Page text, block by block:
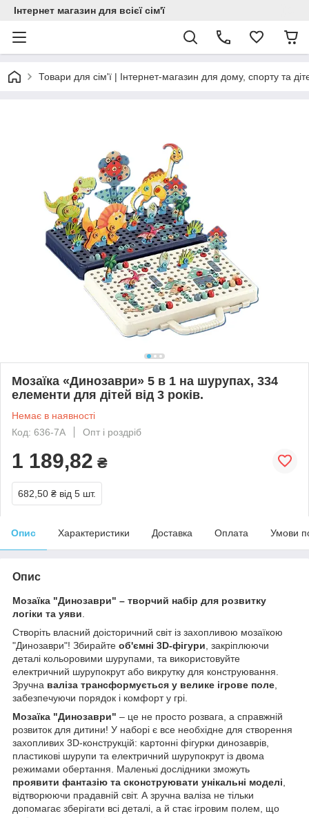
Інтернет магазин для всієї сім'ї
Товари для сім'ї | Інтернет-магазин для дому, спорту та
Мозаїка «Динозаври» 5 в 1 на шурупах, 334
елементи для дітей від 3 років.
Немає в наявності
Код: 636-7А
Опт і роздріб
1 189,82 ₴
682,50 ₴ від 5 шт.
Опис Характеристики Доставка Оплата Умови
Опис
Мозаїка "Динозаври" – творчий набір для розвитку
логіки та уяви
Створіть власний доісторичний світ із захопливою мозаїкою
"Динозаври"! Збирайте об'ємні 3D-фігури , закріплюючи
деталі кольоровими шурупами, та використовуйте
електричний шурупокрут або викрутку для конструювання.
Зручна валіза трансформується у велике ігрове поле
забезпечуючи порядок і комфорт у грі.
Мозаїка "Динозаври" – це не просто розвага, а справжній
розвиток для дитини! У наборі є все необхідне для створення
захопливих 3D-конструкцій: картонні фігурки динозаврів,
пластикові шурупи та електричний шурупокрут із двома
режимами обертання. Маленькі дослідники зможуть
проявити фантазію та сконструювати унікальні моделі
відтворюючи прадавній світ. А зручна валіза не тільки
допомагає зберігати всі деталі, а й стає ігровим полем, що